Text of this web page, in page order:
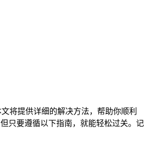
将提供详细的解决方法，帮助你顺利
只要遵循以下指南，就能轻松过关。记